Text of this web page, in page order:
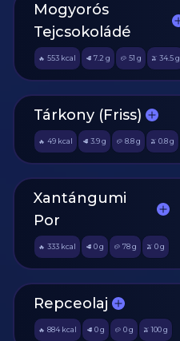
Mogyorós
Tejcsokoládé
🔥 553 kcal 🥩 7.2 g 🥔 51 g 🫒 34.5g
Tárkony (Friss)
🔥 49 kcal 🥩 3.9g 🥔 8.8 g 🫒 0.8g
Xantángumi
Por
🔥 333 kcal 🥩 0g 🥔 78 g 🫒 0g
Repceolaj
🔥 884 kcal 🥩 0g 🥔 0 g 🫒 100g